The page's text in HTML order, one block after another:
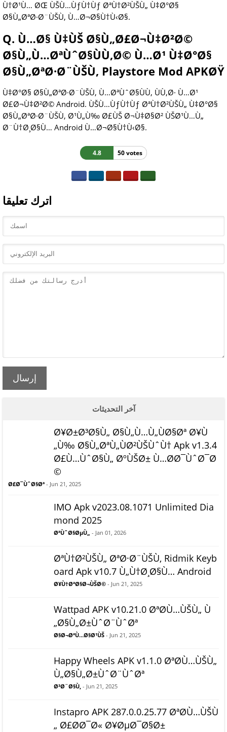
Ù†Ø¹Ù… ØŒ ÙŠÙ…ÙƒÙ†Ùƒ ØªÙ†Ø²ÙŠÙ„ Ù‡Ø°Ø§
Ø§Ù„ØªØ·Ø¨ÙŠÙ‚ Ù…Ø¬Ø§Ù†Ù‹Ø§.
Q. Ù…Ø§ Ù‡ÙŠ Ø§Ù„Ø£Ø¬Ù‡Ø²Ø©
Ø§Ù„Ù…ØªÙˆØ§ÙÙ‚Ø© Ù…Ø¹ Ù‡Ø°Ø§
Ø§Ù„ØªØ·Ø¨ÙŠÙ‚ Playstore Mod APKØŸ
Ù‡Ø°Ø§ Ø§Ù„ØªØ·Ø¨ÙŠÙ‚ Ù…ØªÙˆØ§ÙÙ‚ ÙÙ‚Ø· Ù…Ø¹
Ø£Ø¬Ù‡Ø²Ø© Android. ÙŠÙ…ÙƒÙ†Ùƒ ØªÙ†Ø²ÙŠÙ„ Ù‡Ø°Ø§
Ø§Ù„ØªØ·Ø¨ÙŠÙ‚ Ø¹Ù„Ù‰ Ø£ÙŠ Ø¬Ù‡Ø§Ø² ÙŠØ¹Ù…Ù„
Ø¨Ù†Ø¸Ø§Ù… Android Ù…Ø¬Ø§Ù†Ù‹Ø§.
4.8 50 votes
اترك تعليقا
إرسال
آخر التحديثات
Ø¥Ø±Ø³Ø§Ù„ Ø§Ù„Ù…Ù„ÙØ§Øª Ø¥Ù
„Ù‰ Ø§Ù„ØªÙ„ÙØ²ÙŠÙˆÙ† Apk v1.3.4
Ø£Ù…ÙˆØ§Ù„ ØºÙŠØ± Ù…Ø­Ø¯ÙˆØ¯Ø
©
Ø£Ø¯ÙˆØ§Øª - Jun 21, 2025
IMO Apk v2023.08.1071 Unlimited Dia
mond 2025
ØªÙˆØ§ØµÙ„ - Jan 01, 2026
ØªÙ†Ø²ÙŠÙ„ ØªØ·Ø¨ÙŠÙ‚ Ridmik Keyb
oard Apk v10.7 Ù„Ù†Ø¸Ø§Ù… Android
Ø¥Ù†ØªØ§Ø¬ÙŠØ© - Jun 21, 2025
Wattpad APK v10.21.0 ØªØ­Ù…ÙŠÙ„ Ù
„Ø§Ù„Ø±ÙˆØ¨ÙˆØª
Ø§Ø¬ØªÙ…Ø§Ø¹ÙŠ - Jun 21, 2025
Happy Wheels APK v1.1.0 ØªØ­Ù…ÙŠÙ„
Ù„Ø§Ù„Ø±ÙˆØ¨ÙˆØª
Ø³Ø¨Ø§Ù‚ - Jun 21, 2025
Instapro APK 287.0.0.25.77 ØªØ­Ù…ÙŠÙ
„ Ø£Ø­Ø¯Ø« Ø¥ØµØ¯Ø§Ø±